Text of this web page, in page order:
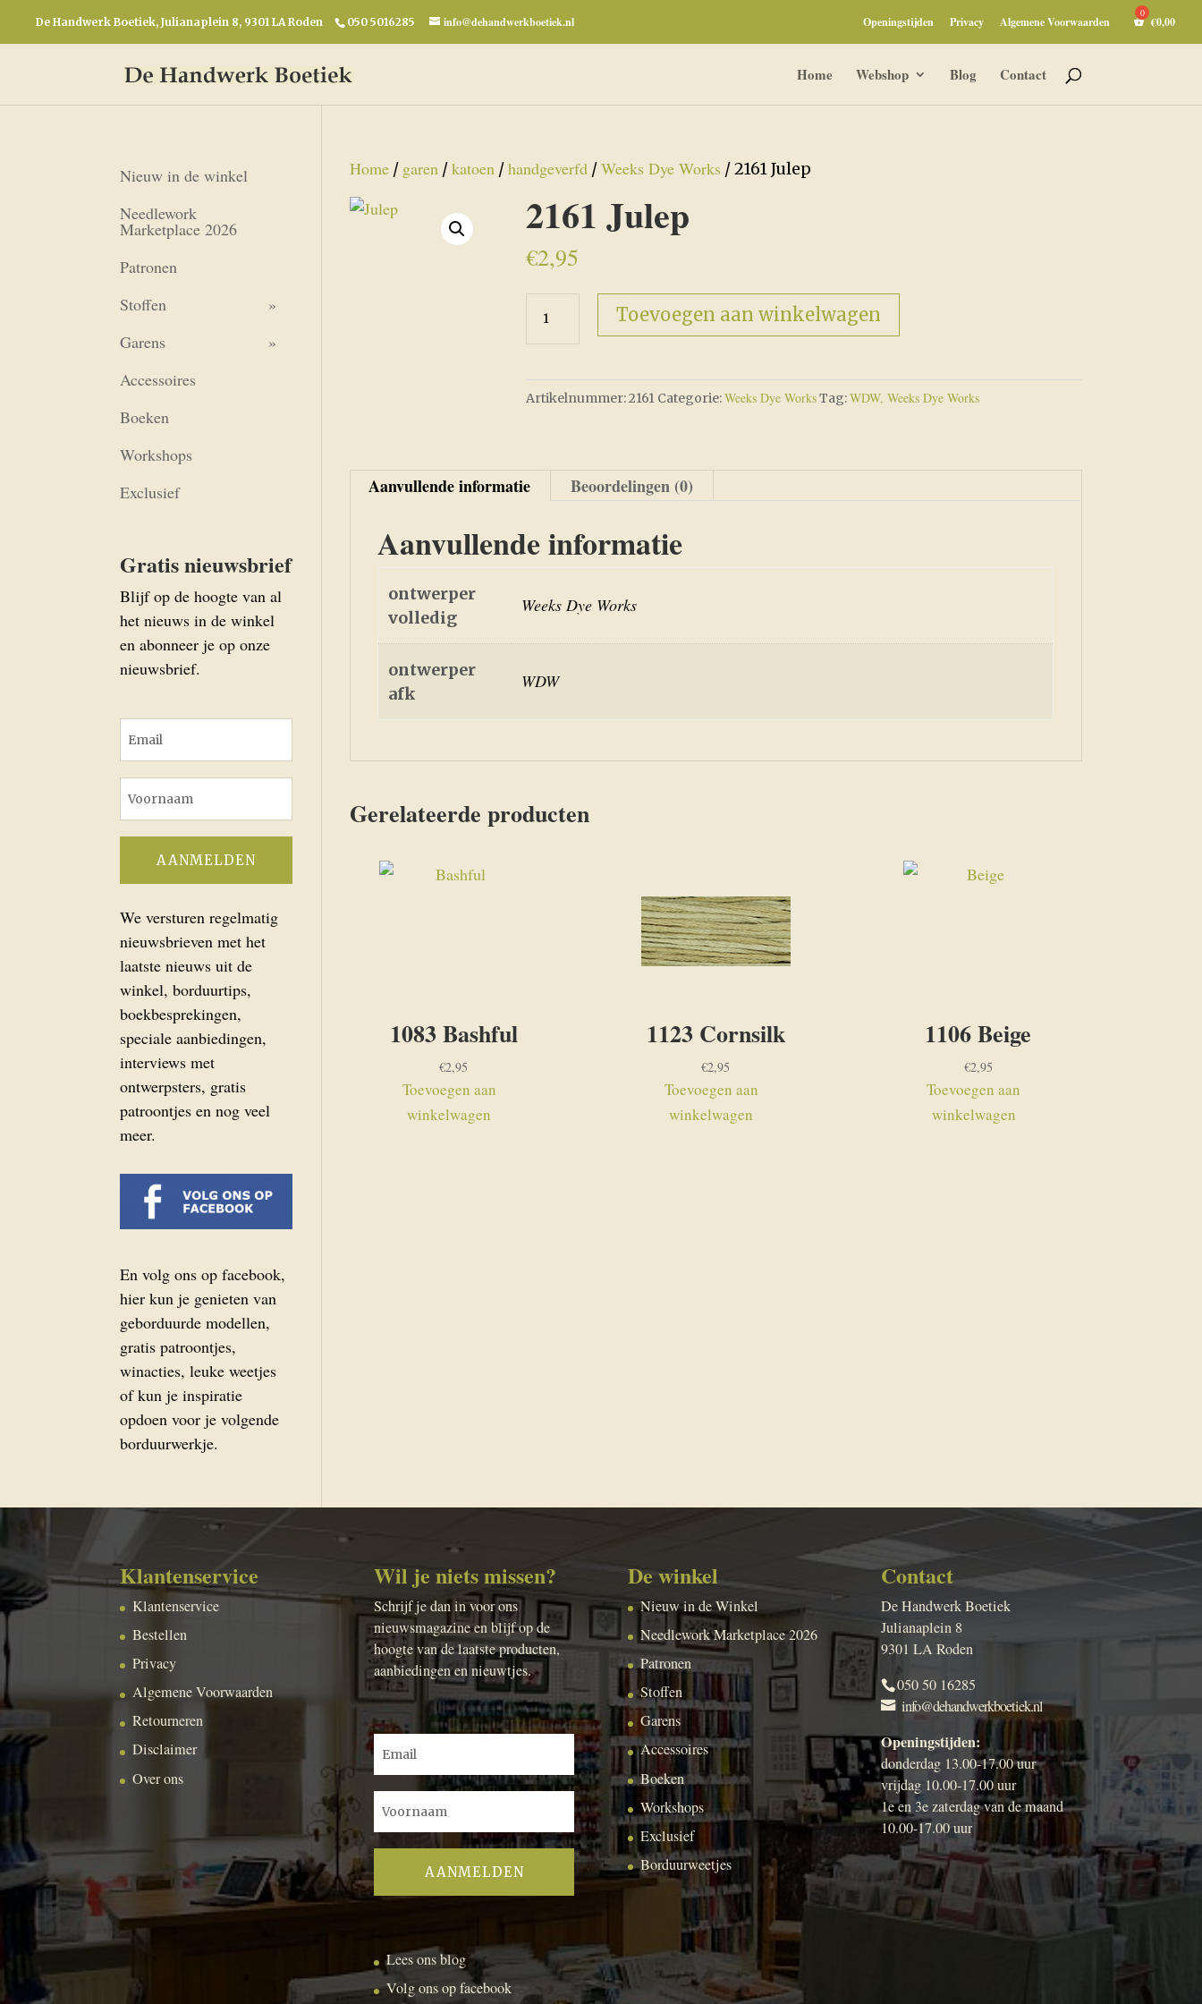
De Handwerk Boetiek, Julianaplein 8, 9301 LA Roden 050 5016285 info@dehandwerkboetiek.nl Openingstijden Privacy Algemene Voorwaarden €0,00
Home Webshop Blog Contact
Home / garen /katoen /handgeverfd /Weeks Dye Works / 2161 Julep
2161 Julep
€2,95
Julep
Toevoegen aan winkelwagen
Artikelnummer:2161 Categorie:Weeks Dye WorksTag:WDW, Weeks Dye Works
Aanvullende informatie Beoordelingen (0)
Aanvullende informatie
ontwerper
volledig
Weeks Dye Works
ontwerper
afk
WDW
Gerelateerde producten
1083 Bashful
€2,95
Toevoegen aan
winkelwagen
1123 Cornsilk
€2,95
Toevoegen aan
winkelwagen
1106 Beige
€2,95
Toevoegen aan
winkelwagen
Nieuw in de winkel
Needlework
Marketplace 2026
Patronen
Stoffen
Garens
Accessoires
Boeken
Workshops
Exclusief
Gratis nieuwsbrief
Blijf op de hoogte van al
het nieuws in de winkel
en abonneer je op onze
nieuwsbrief.
We versturen regelmatig
nieuwsbrieven met het
laatste nieuws uit de
winkel, borduurtips,
boekbesprekingen,
speciale aanbiedingen,
interviews met
ontwerpsters, gratis
patroontjes en nog veel
meer.
En volg ons op facebook,
hier kun je genieten van
geborduurde modellen,
gratis patroontjes,
winacties, leuke weetjes
of kun je inspiratie
opdoen voor je volgende
borduurwerkje.
Klantenservice
Klantenservice
Bestellen
Privacy
Algemene Voorwaarden
Retourneren
Disclaimer
Over ons
Wil je niets missen?
Schrijf je dan in voor ons
nieuwsmagazine en blijf op de
hoogte van de laatste producten,
aanbiedingen en nieuwtjes.
Lees ons blog
Volg ons op facebook
De winkel
Nieuw in de Winkel
Needlework Marketplace 2026
Patronen
Stoffen
Garens
Accessoires
Boeken
Workshops
Exclusief
Borduurweetjes
Contact
De Handwerk Boetiek
Julianaplein 8
9301 LA Roden
050 50 16285
info@dehandwerkboetiek.nl
Openingstijden:
donderdag 13.00-17.00 uur
vrijdag 10.00-17.00 uur
1e en 3e zaterdag van de maand
10.00-17.00 uur